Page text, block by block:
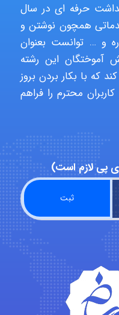
malekf
abolfazlkoshehe
abolfazlkoshehe
A.balandeh
fatima
Jafar Tym
حرفه ای در سال
خدماتی همچون نوشتن و
و … توانست بعنوان
آموختگان این رشته
که با بکار بردن بروز
محترم را فراهم
پی لازم است)